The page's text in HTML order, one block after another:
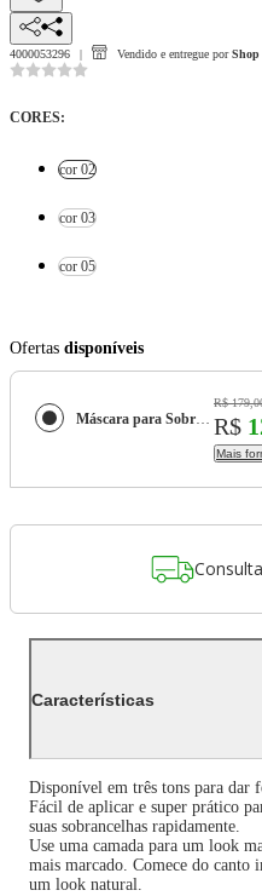
4000053296 Vendido e entregue por
CORES:
cor 02
cor 03
cor 05
Ofertas disponíveis
Máscara para Sobrancelhas Inglot Brow Shaping
R$
R$
Mais
Características
Disponível em três tons para dar
Fácil de aplicar e super prático
suas sobrancelhas rapidamente.
Use uma camada para um look
mais marcado. Comece do canto
um look natural.